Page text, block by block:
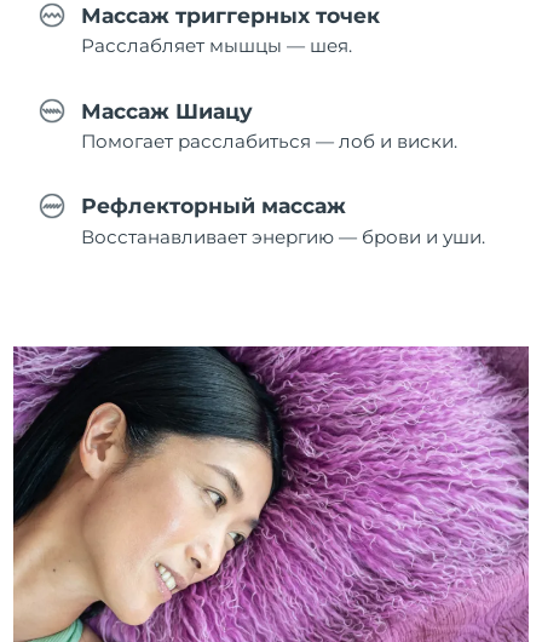
Массаж триггерных точек
Расслабляет мышцы — шея.
Массаж Шиацу
Помогает расслабиться — лоб и виски.
Рефлекторный массаж
Восстанавливает энергию — брови и уши.